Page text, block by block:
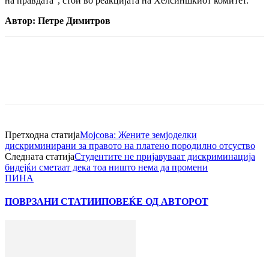
Автор: Петре Димитров
Претходна статијаМојсова: Жените земјоделки
дискриминирани за правото на платено породилно отсуство
Следната статијаСтудентите не пријавуваат дискриминација
бидејќи сметаат дека тоа ништо нема да промени
ПИНА
ПОВРЗАНИ СТАТИИПОВЕЌЕ ОД АВТОРОТ